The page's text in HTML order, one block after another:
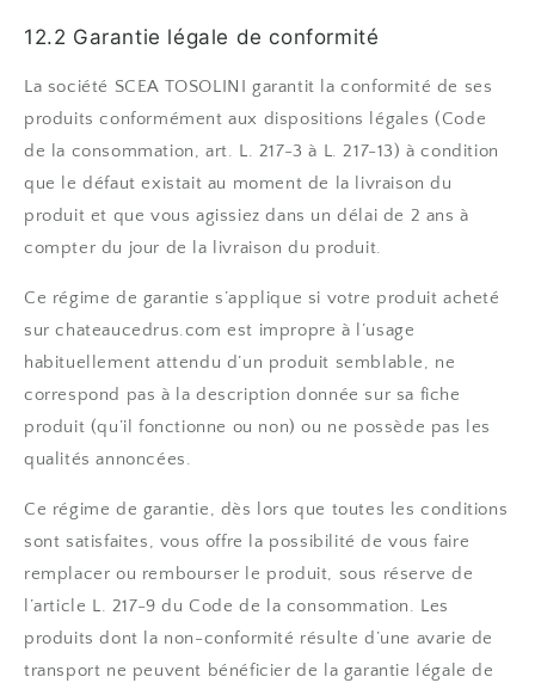
12.2 Garantie légale de conformité
La société SCEA TOSOLINI garantit la conformité de ses
produits conformément aux dispositions légales (Code
de la consommation, art. L. 217-3 à L. 217-13) à condition
que le défaut existait au moment de la livraison du
produit et que vous agissiez dans un délai de 2 ans à
compter du jour de la livraison du produit.
Ce régime de garantie s’applique si votre produit acheté
sur chateaucedrus.com est impropre à l’usage
habituellement attendu d’un produit semblable, ne
correspond pas à la description donnée sur sa fiche
produit (qu’il fonctionne ou non) ou ne possède pas les
qualités annoncées.
Ce régime de garantie, dès lors que toutes les conditions
sont satisfaites, vous offre la possibilité de vous faire
remplacer ou rembourser le produit, sous réserve de
l’article L. 217-9 du Code de la consommation. Les
produits dont la non-conformité résulte d’une avarie de
transport ne peuvent bénéficier de la garantie légale de